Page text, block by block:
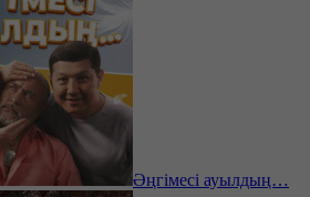
Әңгімесі ауылдың…